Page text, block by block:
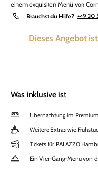
einem exquisiten Menü von
Brauchst du Hilfe? +49 30
Dieses Angebot
Was inklusive ist
Übernachtung im
Weitere Extras wie
Tickets für PALAZZO
Ein Vier-Gang-Menü von